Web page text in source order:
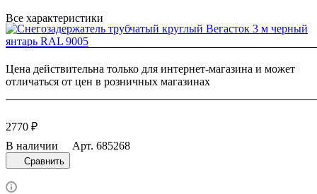
Все характеристики
Цена действительна только для интернет-магазина и может
отличаться от цен в розничных магазинах
2770 ₽
В наличии
Арт. 685268
Сравнить